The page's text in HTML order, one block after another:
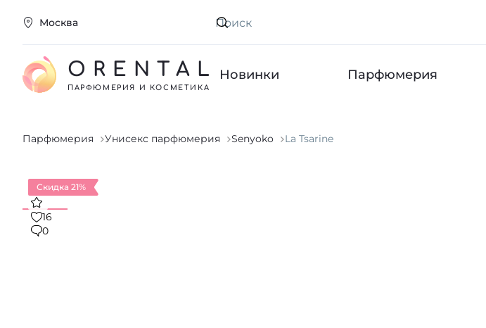
Москва Искать
ORENTAL
ПАРФЮМЕРИЯ И КОСМЕТИКА
Новинки Парфюмерия
Парфюмерия Унисекс парфюмерия Senyoko La Tsarine
Скидка 21%
16
0